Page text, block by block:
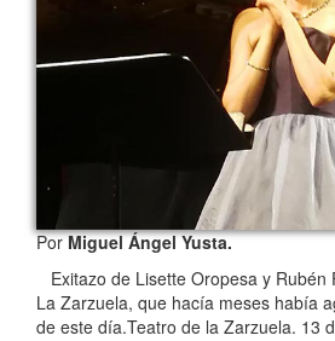
PorMiguel Ángel Yusta.
Exitazo de Lisette Oropesa y Rubén
La Zarzuela, que hacía meses había
de este día.Teatro de la Zarzuela. 13